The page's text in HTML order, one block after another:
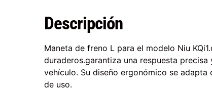
Descripción
Maneta de freno L para el modelo Niu
duraderos.garantiza una respuesta
vehículo. Su diseño ergonómico se
de uso.